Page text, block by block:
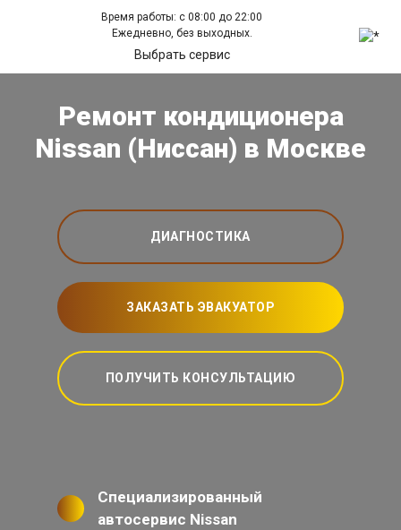
Время работы: с 08:00 до 22:00
Ежедневно, без выходных.
Выбрать сервис
Ремонт кондиционера
Nissan (Ниссан) в Москве
ДИАГНОСТИКА
ЗАКАЗАТЬ ЭВАКУАТОР
ПОЛУЧИТЬ КОНСУЛЬТАЦИЮ
Специализированный
автосервис Nissan